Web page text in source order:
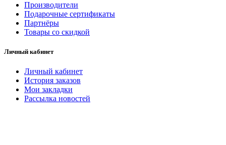
Производители
Подарочные сертификаты
Партнёры
Товары со скидкой
Личный кабинет
Личный кабинет
История заказов
Мои закладки
Рассылка новостей